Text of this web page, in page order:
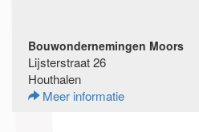
Bouwondernemingen Moors
Lijsterstraat 26
Houthalen
Meer informatie